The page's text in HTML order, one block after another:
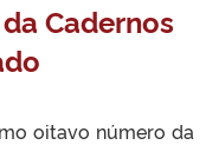
Cadernos
oitavo número da